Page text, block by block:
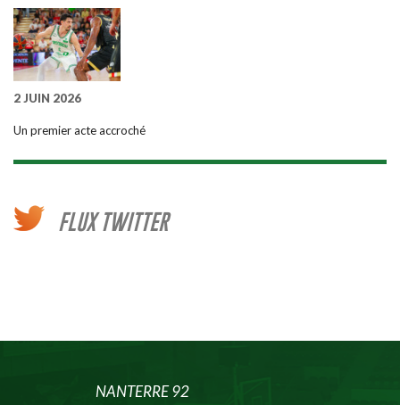
2 JUIN 2026
Un premier acte accroché
FLUX TWITTER
NANTERRE 92